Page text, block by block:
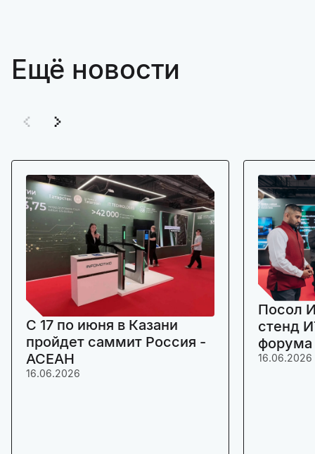
Ещё новости
C 17 по июня в Казани
пройдет саммит Россия -
АСЕАН
16.06.2026
Посол
стенд
16.06.2026